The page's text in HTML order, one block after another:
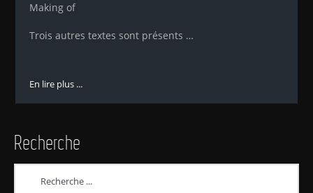
Making of
Trois autres textes sont présents …
En lire plus ...
Recherche